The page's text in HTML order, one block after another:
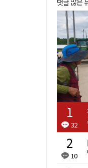
댓글 많은
32
10